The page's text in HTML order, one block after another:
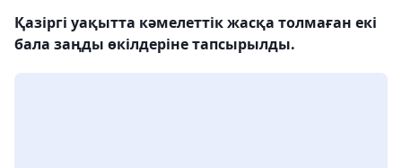
Қазіргі уақытта кәмелеттік жасқа толмаған екі
бала заңды өкілдеріне тапсырылды.